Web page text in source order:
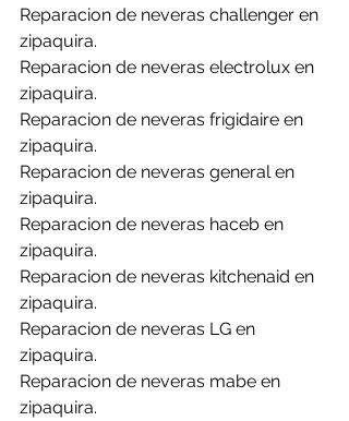
Reparacion de neveras challenger en
zipaquira.
Reparacion de neveras electrolux en
zipaquira.
Reparacion de neveras frigidaire en
zipaquira.
Reparacion de neveras general en
zipaquira.
Reparacion de neveras haceb en
zipaquira.
Reparacion de neveras kitchenaid en
zipaquira.
Reparacion de neveras LG en
zipaquira.
Reparacion de neveras mabe en
zipaquira.